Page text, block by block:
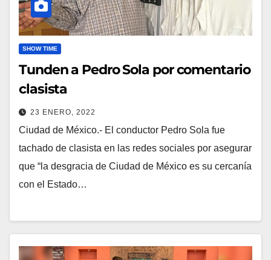
SHOW TIME
Tunden a Pedro Sola por comentario
clasista
23 ENERO, 2022
Ciudad de México.- El conductor Pedro Sola fue
tachado de clasista en las redes sociales por asegurar
que “la desgracia de Ciudad de México es su cercanía
con el Estado…